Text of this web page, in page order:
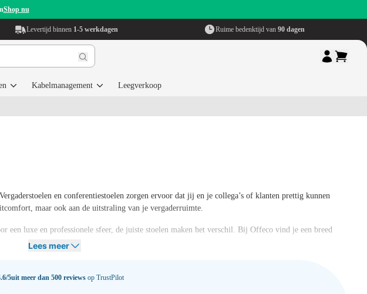
Shop nu
Levertijd binnen 1-5 werkdagen Ruime bedenktijd van 90 dagen
Kabelmanagement Leegverkoop
en conferentiestoelen zorgen ervoor dat jij en je collega’s of klanten prettig kunnen
maar ook aan de uitstraling van je vergaderruimte.
luxe en professionele sfeer, de juiste stoelen maken het verschil. Bij Offeco vind je een breed
Lees meer
5uit meer dan 500 reviews op TrustPilot